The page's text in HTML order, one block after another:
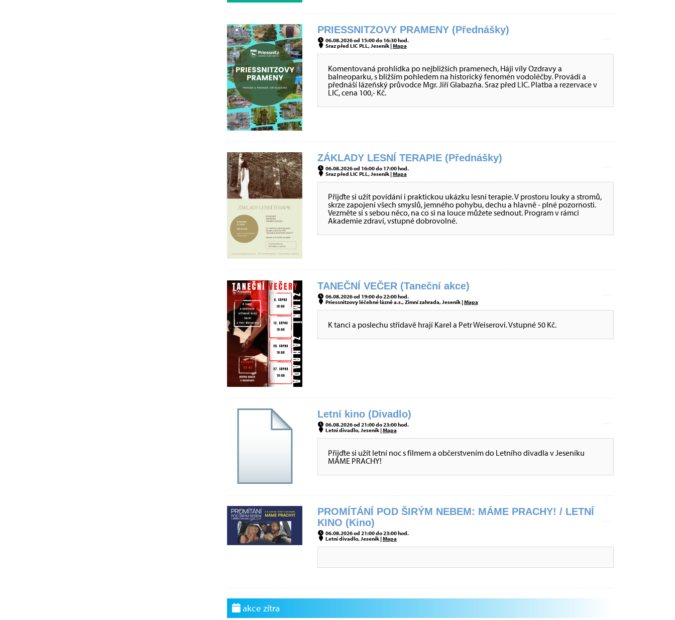
PRIESSNITZOVY PRAMENY (Přednášky)
06.08.2026 od 15:00 do 16:30 hod.
Sraz před LIC PLL, Jeseník |Mapa
Komentovaná prohlídka po nejbližších pramenech, Háji víly Ozdravy a
balneoparku, s bližším pohledem na historický fenomén vodoléčby. Provádí a
přednáší lázeňský průvodce Mgr. Jiří Glabazňa. Sraz před LIC. Platba a rezervace v
LIC, cena 100,- Kč.
ZÁKLADY LESNÍ TERAPIE (Přednášky)
06.08.2026 od 16:00 do 17:00 hod.
Sraz před LIC PLL, Jeseník |Mapa
Přijďte si užít povídání i praktickou ukázku lesní terapie. V prostoru louky a stromů,
skrze zapojení všech smyslů, jemného pohybu, dechu a hlavně - plné pozornosti.
Vezměte si s sebou něco, na co si na louce můžete sednout. Program v rámci
Akademie zdraví, vstupné dobrovolné.
TANEČNÍ VEČER (Taneční akce)
06.08.2026 od 19:00 do 22:00 hod.
Priessnitzovy léčebné lázně a.s., Zimní zahrada, Jeseník |Mapa
K tanci a poslechu střídavě hrají Karel a Petr Weiserovi. Vstupné 50 Kč.
Letní kino (Divadlo)
06.08.2026 od 21:00 do 23:00 hod.
Letní divadlo, Jeseník |Mapa
Přijďte si užít letní noc s filmem a občerstvením do Letního divadla v Jeseníku
MÁME PRACHY!
PROMÍTÁNÍ POD ŠIRÝM NEBEM: MÁME PRACHY! / LETNÍ
KINO (Kino)
06.08.2026 od 21:00 do 23:00 hod.
Letní divadlo, Jeseník |Mapa
akce zítra